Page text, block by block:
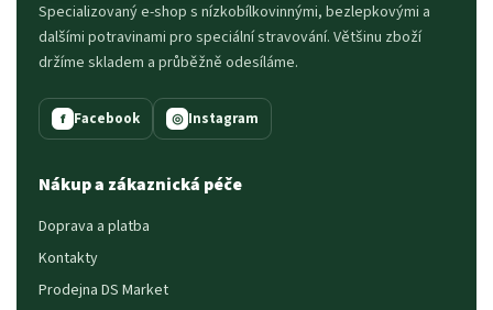
Specializovaný e-shop s nízkobílkovinnými, bezlepkovými a
dalšími potravinami pro speciální stravování. Většinu zboží
držíme skladem a průběžně odesíláme.
f Facebook ◎ Instagram
Nákup a zákaznická péče
Doprava a platba
Kontakty
Prodejna DS Market